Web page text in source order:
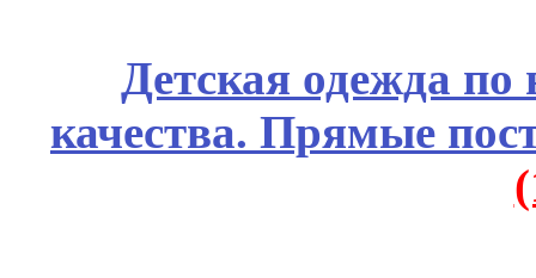
Детская одежда
качества. Прямые